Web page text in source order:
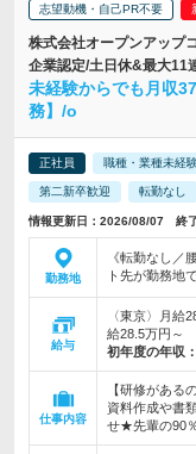
志望動機・自己PR不要
株式会社オープンアップ
企業認定/土日休&最大11
未経験からでも月収
務】/o
正社員 職種・業種未経
第二新卒歓迎 転勤なし
情報更新日：2026/08/07 終
勤務地
《転勤なし／
ト先が勤務地
給与
〈東京〉月給
給28.5万円～
初年度の年収：
仕事内容
【研修がある
資料作成や書
せ★先輩の90